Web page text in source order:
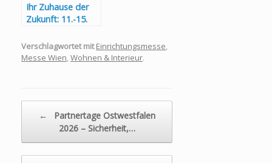
Ihr Zuhause der
Zukunft: 11.-15.
Verschlagwortet mit Einrichtungsmesse,
Messe Wien,Wohnen & Interieur.
←
Partnertage Ostwestfalen
2026 – Sicherheit,…